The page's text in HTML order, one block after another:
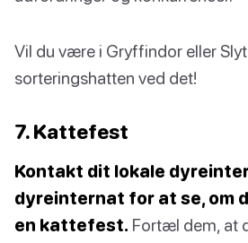
Vil du være i Gryffindor eller
sorteringshatten ved det!
7. Kattefest
Kontakt dit lokale
dyreinternat for at se, om
en kattefest. Fortæl dem, at